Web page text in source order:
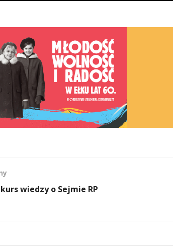
wiedzy o Sejmie RP